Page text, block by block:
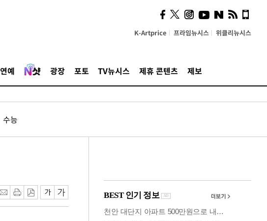
K-Artprice 프라임뉴시스 위클리뉴시스
연예 광장 포토 TV뉴시스 제휴 콘텐츠 제보
수능
시, 스마트폰 액세서리에
NFC 더했다